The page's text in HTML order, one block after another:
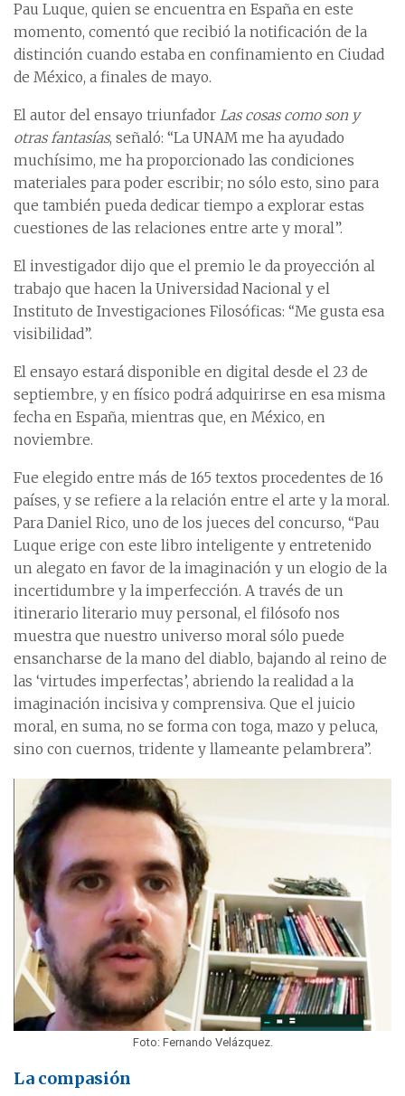
Pau Luque, quien se encuentra en España en este
momento, comentó que recibió la notificación de la
distinción cuando estaba en confinamiento en Ciudad
de México, a finales de mayo.
El autor del ensayo triunfador Las cosas como son y
otras fantasías, señaló: “La UNAM me ha ayudado
muchísimo, me ha proporcionado las condiciones
materiales para poder escribir; no sólo esto, sino para
que también pueda dedicar tiempo a explorar estas
cuestiones de las relaciones entre arte y moral”.
El investigador dijo que el premio le da proyección al
trabajo que hacen la Universidad Nacional y el
Instituto de Investigaciones Filosóficas: “Me gusta esa
visibilidad”.
El ensayo estará disponible en digital desde el 23 de
septiembre, y en físico podrá adquirirse en esa misma
fecha en España, mientras que, en México, en
noviembre.
Fue elegido entre más de 165 textos procedentes de 16
países, y se refiere a la relación entre el arte y la moral.
Para Daniel Rico, uno de los jueces del concurso, “Pau
Luque erige con este libro inteligente y entretenido
un alegato en favor de la imaginación y un elogio de la
incertidumbre y la imperfección. A través de un
itinerario literario muy personal, el filósofo nos
muestra que nuestro universo moral sólo puede
ensancharse de la mano del diablo, bajando al reino de
las ‘virtudes imperfectas’, abriendo la realidad a la
imaginación incisiva y comprensiva. Que el juicio
moral, en suma, no se forma con toga, mazo y peluca,
sino con cuernos, tridente y llameante pelambrera”.
Foto: Fernando Velázquez.
La compasión